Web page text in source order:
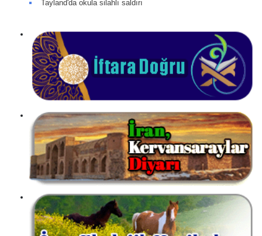
Tayland'da okula silahlı saldırı